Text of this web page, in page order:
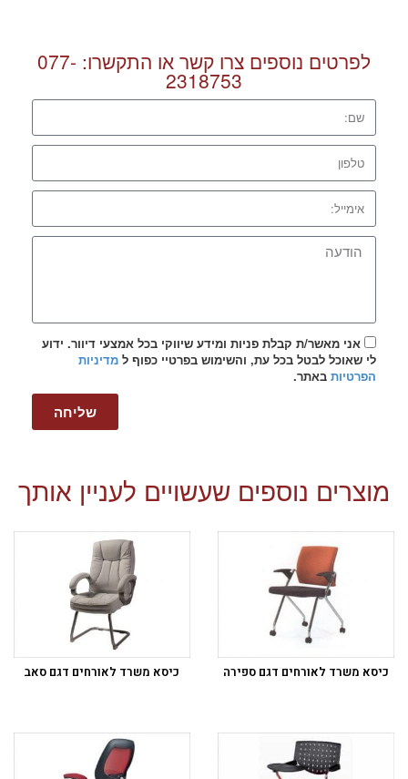
לפרטים נוספים צרו קשר או התקשרו: 077-
2318753
אני מאשר/ת קבלת פניות ומידע שיווקי בכל אמצעי דיוור. ידוע
לי שאוכל לבטל בכל עת, והשימוש בפרטיי כפוף ל מדיניות
הפרטיות באתר.
שליחה
מוצרים נוספים שעשויים לעניין אותך
כיסא משרד לאורחים דגם ספירה כיסא משרד לאורחים דגם סאב